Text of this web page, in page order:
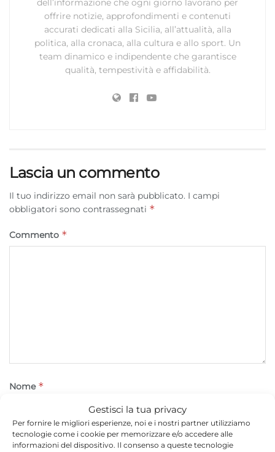
Gestisci la tua privacy
Per fornire le migliori esperienze, noi e i nostri partner utilizziamo
tecnologie come i cookie per memorizzare e/o accedere alle
informazioni del dispositivo. Il consenso a queste tecnologie
dell’informazione che ogni giorno lavorano per
offrire notizie, approfondimenti e contenuti
accurati dedicati alla Sicilia, all’attualità, alla
politica, alla cronaca, alla cultura e allo sport. Un
team dinamico e indipendente che garantisce
qualità, tempestività e affidabilità.
Lascia un commento
Il tuo indirizzo email non sarà pubblicato. I campi
obbligatori sono contrassegnati *
Commento *
Nome *
Email*